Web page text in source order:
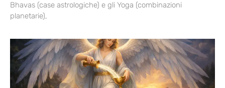
Bhavas (case astrologiche) e gli Yoga (combinazioni
planetarie),